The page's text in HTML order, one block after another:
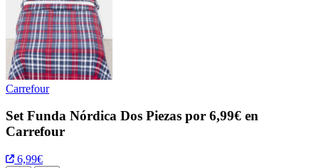
Carrefour
Set Funda Nórdica Dos Piezas por 6,99€ en
Carrefour
6,99€